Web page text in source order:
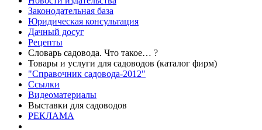
Законодательная база
Юридическая консультация
Дачный досуг
Рецепты
Словарь садовода. Что такое… ?
Товары и услуги для садоводов (каталог фирм)
"Справочник садовода-2012"
Ссылки
Видеоматериалы
Выставки для садоводов
РЕКЛАМА